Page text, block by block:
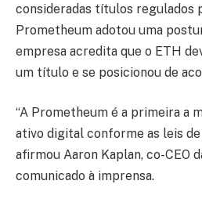
consideradas títulos regulados
Prometheum adotou uma
empresa acredita que o ETH
um título e se posicionou de
“A Prometheum é a primeira a
ativo digital conforme as leis
afirmou Aaron Kaplan, co-CEO
comunicado à imprensa.